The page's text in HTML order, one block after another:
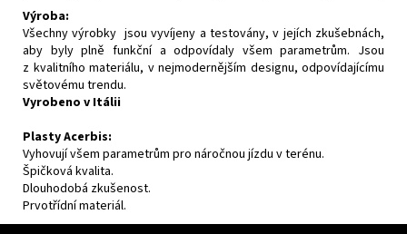
Výroba:
Všechny výrobky jsou vyvíjeny a testovány, v jejích zkušebnách,
aby byly plně funkční a odpovídaly všem parametrům. Jsou
z kvalitního materiálu, v nejmodernějším designu, odpovídajícímu
světovému trendu.
Vyrobeno v Itálii
Plasty Acerbis:
Vyhovují všem parametrům pro náročnou jízdu v terénu.
Špičková kvalita.
Dlouhodobá zkušenost.
Prvotřídní materiál.